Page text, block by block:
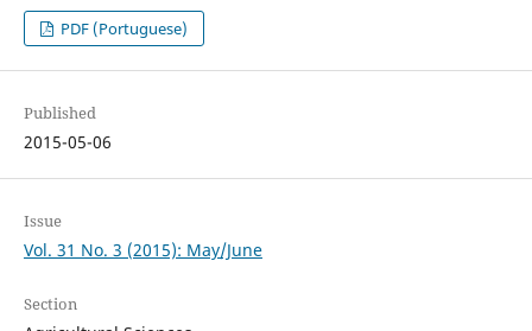
PDF (Portuguese)
Published
2015-05-06
Issue
Vol. 31 No. 3 (2015): May/June
Section